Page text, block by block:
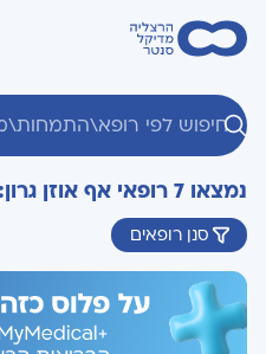
נמצאו 7 רופאי אף אוזן גרון:
סנן רופאים